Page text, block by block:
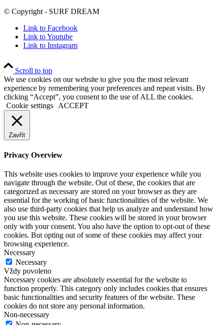
© Copyright - SURF DREAM
Link to Facebook
Link to Youtube
Link to Instagram
Scroll to top
We use cookies on our website to give you the most relevant
experience by remembering your preferences and repeat visits. By
clicking “Accept”, you consent to the use of ALL the cookies.
Cookie settings
ACCEPT
Zavřít
Privacy Overview
This website uses cookies to improve your experience while you
navigate through the website. Out of these, the cookies that are
categorized as necessary are stored on your browser as they are
essential for the working of basic functionalities of the website. We
also use third-party cookies that help us analyze and understand how
you use this website. These cookies will be stored in your browser
only with your consent. You also have the option to opt-out of these
cookies. But opting out of some of these cookies may affect your
browsing experience.
Necessary
Necessary
Vždy povoleno
Necessary cookies are absolutely essential for the website to
function properly. This category only includes cookies that ensures
basic functionalities and security features of the website. These
cookies do not store any personal information.
Non-necessary